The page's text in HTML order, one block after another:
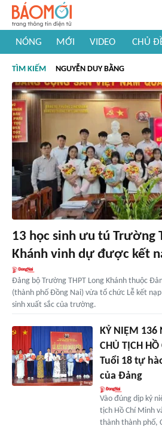
NÓNG MỚI VIDEO CHỦ
#Khám phá thế giới
TÌM KIẾM NGUYỄN DUY BẰNG
13 học sinh ưu tú Trường
Khánh vinh dự được kết
Đảng bộ Trường THPT Long Khánh thuộc
(thành phố Đồng Nai) vừa tổ chức Lễ kết
sinh xuất sắc của trường.
KỶ NIỆM 136
CHỦ TỊCH
Tuổi 18 tự
của Đảng
Vào đúng dịp kỷ
tịch Hồ Chí Minh
thành thành phố,